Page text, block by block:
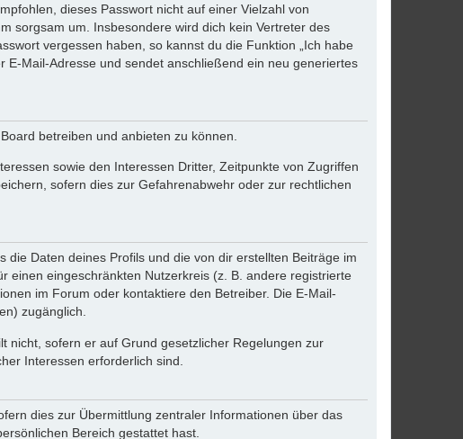
dieses Passwort nicht auf einer Vielzahl von
sorgsam um. Insbesondere wird dich kein Vertreter des
vergessen haben, so kannst du die Funktion „Ich habe
E-Mail-Adresse und sendet anschließend ein neu generiertes
betreiben und anbieten zu können.
sowie den Interessen Dritter, Zeitpunkte von Zugriffen
sofern dies zur Gefahrenabwehr oder zur rechtlichen
Daten deines Profils und die von dir erstellten Beiträge im
einen eingeschränkten Nutzerkreis (z. B. andere registrierte
im Forum oder kontaktiere den Betreiber. Die E-Mail-
zugänglich.
nicht, sofern er auf Grund gesetzlicher Regelungen zur
Interessen erforderlich sind.
dies zur Übermittlung zentraler Informationen über das
Bereich gestattet hast.